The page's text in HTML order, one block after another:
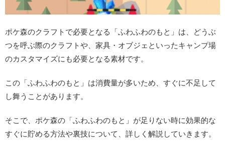
ポケ森のクラフトで必要となる「ふわふわのもと」は、どうぶ
つを呼ぶ際のクラフトや、家具・オブジェといったキャンプ場
のカスタマイズにも必要となる素材です。
この「ふわふわのもと」は消費量が多いため、すぐに不足して
し舞うことがあります。
そこで、ポケ森の「ふわふわのもと」が足りない時に効果的な
すぐに貯める方法や裏技について、詳しく解説していきます。